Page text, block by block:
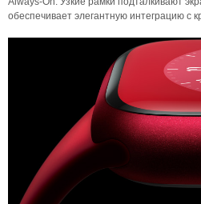
обеспечивает элегантную интеграцию с